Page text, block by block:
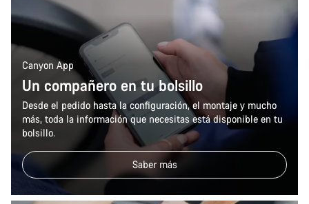
Canyon App
Un compañero en tu bolsillo
Desde el pedido hasta la configuración, el montaje y mucho
más, toda la información que necesitas está disponible en tu
bolsillo.
Saber más